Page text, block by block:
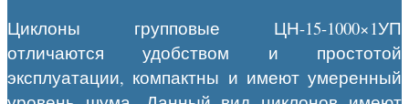
Циклоны групповые ЦН-15-1000×1УП
отличаются удобством и простотой
эксплуатации, компактны и имеют умеренный